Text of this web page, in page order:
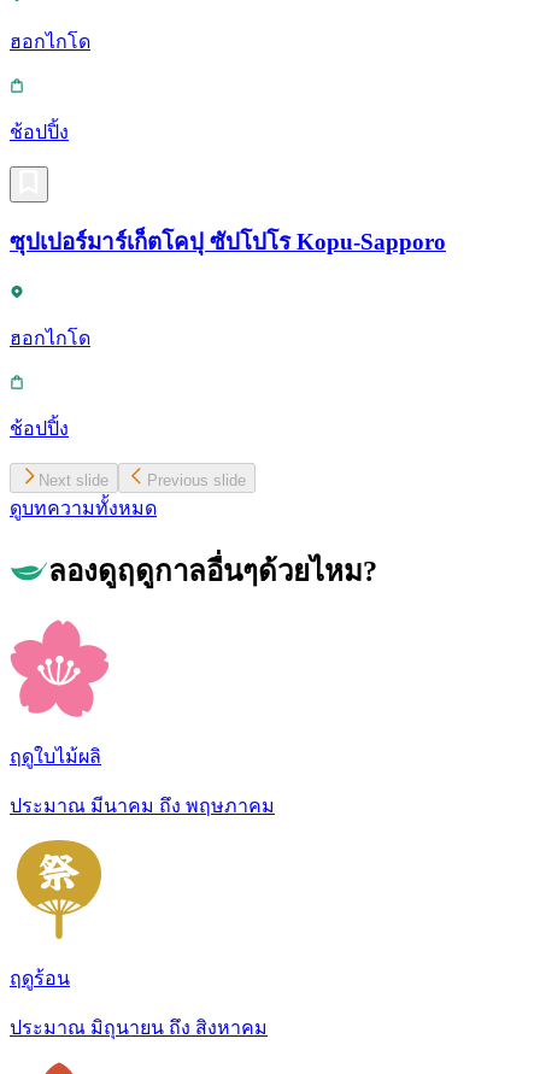
ฮอกไกโด
ช้อปปิ้ง
ซุปเปอร์มาร์เก็ตโคปุ ซัปโปโร Kopu-Sapporo
ฮอกไกโด
ช้อปปิ้ง
Next slide Previous slide
ดูบทความทั้งหมด
ลองดูฤดูกาลอื่นๆด้วยไหม?
ฤดูใบไม้ผลิ
ประมาณ มีนาคม ถึง พฤษภาคม
ฤดูร้อน
ประมาณ มิถุนายน ถึง สิงหาคม